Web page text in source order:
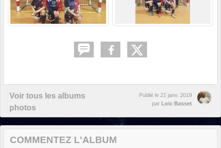
Voir tous les albums
photos
Publié le 21 janv. 2019
par Loic Basset
COMMENTEZ L'ALBUM